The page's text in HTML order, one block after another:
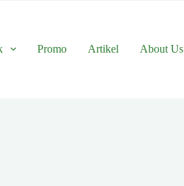
Promo Artikel About Us